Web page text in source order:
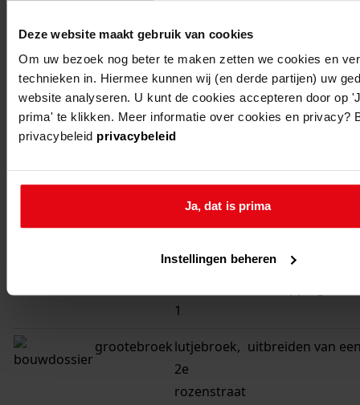
Deze website maakt gebruik van cookies
Om uw bezoek nog beter te maken zetten we cookies en
technieken in. Hiermee kunnen wij (en derde partijen) uw
website analyseren. U kunt de cookies accepteren door op
prima' te klikken. Meer informatie over cookies en privacy?
privacybeleid privacybeleid
Ja, dat is prima
Instellingen beheren
grootebroeklutjebroek,
2e
rozenstraat
7
veranderen van
en bijkeuken
grootebroeklutjebroek,
rozenstraat
2e
1
landbouwschuur
grootebroeklutjebroek,
2e
rozenstraat
uitbreiden van